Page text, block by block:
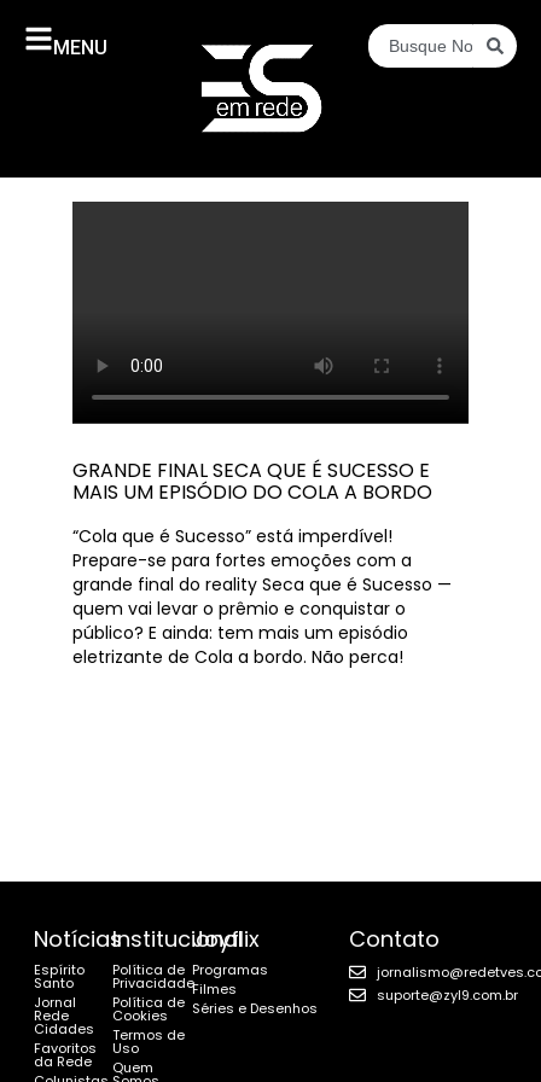
MENU
GRANDE FINAL SECA QUE É SUCESSO E
MAIS UM EPISÓDIO DO COLA A BORDO
“Cola que é Sucesso” está imperdível!
Prepare-se para fortes emoções com a
grande final do reality Seca que é Sucesso —
quem vai levar o prêmio e conquistar o
público? E ainda: tem mais um episódio
eletrizante de Cola a bordo. Não perca!
Notícias
Espírito
Santo
Jornal
Rede
Cidades
Favoritos
da Rede
Institucional
Política de
Privacidade
Política de
Cookies
Termos de
Uso
Quem
Joyflix
Programas
Filmes
Séries e Desenhos
Contato
suporte@zyl9.com.br